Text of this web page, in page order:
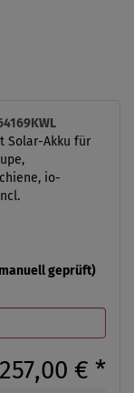
Solar-Akku für
io-
geprüft)
257,00 € *